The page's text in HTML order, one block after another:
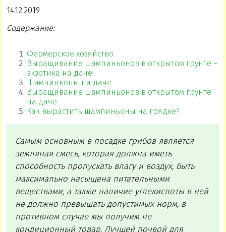
14.12.2019
Содержание:
Фермерское хозяйство
Выращивание шампиньонов в открытом грунте –
экзотика на даче!
Шампиньоны на даче
Выращивание шампиньонов в открытом грунте
на даче
Как вырастить шампиньоны на грядке?
Самым основным в посадке грибов является
земляная смесь, которая должна иметь
способность пропускать влагу и воздух, быть
максимально насыщена питательными
веществами, а также наличие углекислоты в ней
не должно превышать допустимых норм, в
противном случае мы получим не
кондиционный товар. Лучшей почвой для